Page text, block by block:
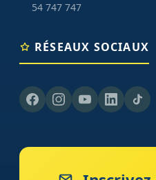
54 747 747
RÉSEAUX SOCIAUX